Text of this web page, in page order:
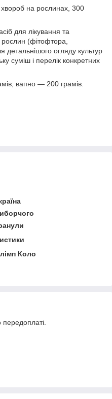
на рослинах, 300
для лікування та
(фітофтора,
детальнішого огляду культур
суміш і перелік конкретних
вапно — 200 грамів.
Коло
передоплаті.